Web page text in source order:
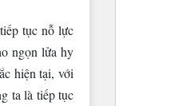
tục nỗ lực
ngọn lửa hy
hiện tại, với
ta là tiếp tục